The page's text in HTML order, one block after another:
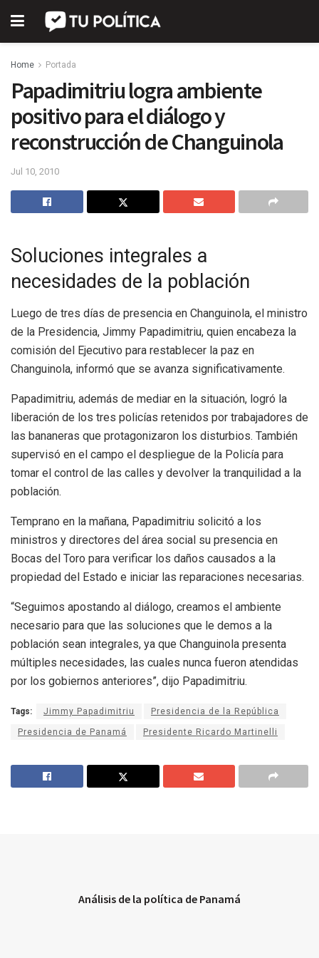
Home Portada
Papadimitriu logra ambiente
positivo para el diálogo y
reconstrucción de Changuinola
Jul 10, 2010
Soluciones integrales a
necesidades de la población
Luego de tres días de presencia en Changuinola, el ministro
de la Presidencia, Jimmy Papadimitriu, quien encabeza la
comisión del Ejecutivo para restablecer la paz en
Changuinola, informó que se avanza significativamente.
Papadimitriu, además de mediar en la situación, logró la
liberación de los tres policías retenidos por trabajadores de
las bananeras que protagonizaron los disturbios. También
supervisó en el campo el despliegue de la Policía para
tomar el control de las calles y devolver la tranquilidad a la
población.
Temprano en la mañana, Papadimitriu solicitó a los
ministros y directores del área social su presencia en
Bocas del Toro para verificar los daños causados a la
propiedad del Estado e iniciar las reparaciones necesarias.
“Seguimos apostando al diálogo, creamos el ambiente
necesario para que las soluciones que le demos a la
población sean integrales, ya que Changuinola presenta
múltiples necesidades, las cuales nunca fueron atendidas
por los gobiernos anteriores”, dijo Papadimitriu.
Tags: Jimmy Papadimitriu Presidencia de la República
Presidencia de Panamá Presidente Ricardo Martinelli
Análisis de la política de Panamá